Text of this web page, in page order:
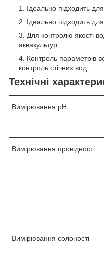
Ідеально підходить
Ідеально підходить
Для контролю якості
аквакультур
Контроль параметрів
контроль стічних вод
Технічні
Вимірювання рН
Вимірювання провідності
Вимірювання солоності